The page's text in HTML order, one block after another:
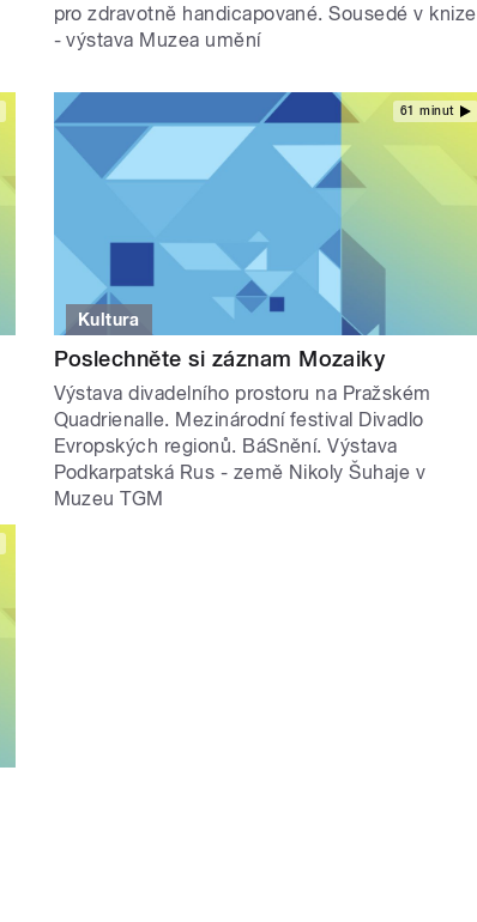
pro zdravotně handicapované. Sousedé v knize
- výstava Muzea umění
61 minut
Kultura
Poslechněte si záznam Mozaiky
Výstava divadelního prostoru na Pražském
Quadrienalle. Mezinárodní festival Divadlo
Evropských regionů. BáSnění. Výstava
Podkarpatská Rus - země Nikoly Šuhaje v
Muzeu TGM